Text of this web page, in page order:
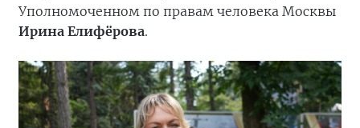
Уполномоченном по правам человека Москвы
Ирина Елифёрова.